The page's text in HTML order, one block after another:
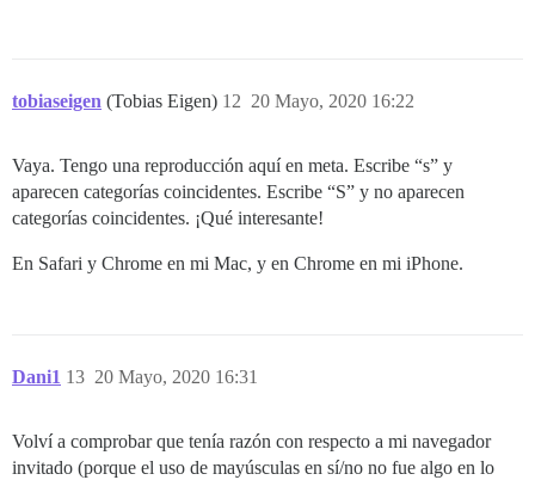
tobiaseigen (Tobias Eigen) 20 Mayo, 2020 16:22
12
Vaya. Tengo una reproducción aquí en meta. Escribe “s” y
aparecen categorías coincidentes. Escribe “S” y no aparecen
categorías coincidentes. ¡Qué interesante!
En Safari y Chrome en mi Mac, y en Chrome en mi iPhone.
Dani1 20 Mayo, 2020 16:31
13
Volví a comprobar que tenía razón con respecto a mi navegador
invitado (porque el uso de mayúsculas en sí/no no fue algo en lo